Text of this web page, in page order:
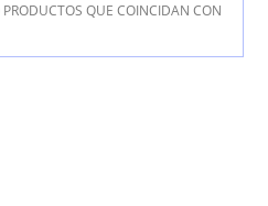
QUE COINCIDAN CON